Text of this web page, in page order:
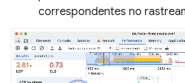
correspondentes no